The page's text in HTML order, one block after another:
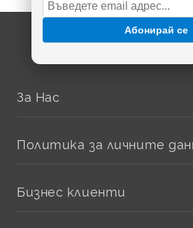
Абонирай се
За Нас
Политика за личните
Бизнес клиенти